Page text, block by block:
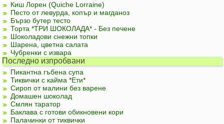
Киш Лорен (Quiche Lorraine)
Песто от левурда, копър и магданоз
Бързо бутер тесто
Торта *ТРИ ШОКОЛАДА* - Без печене
Шоколадови снежни топки
Шарена, цветна салата
Чубренки с извара
Последно изпробвани
Пикантна гъбена супа
Тиквички с кайма *Ети*
Сироп от малини без варене
Домашен шоколад
Смлян таратор
Баклава с готови обикновени кори
Палачинки от тиквички